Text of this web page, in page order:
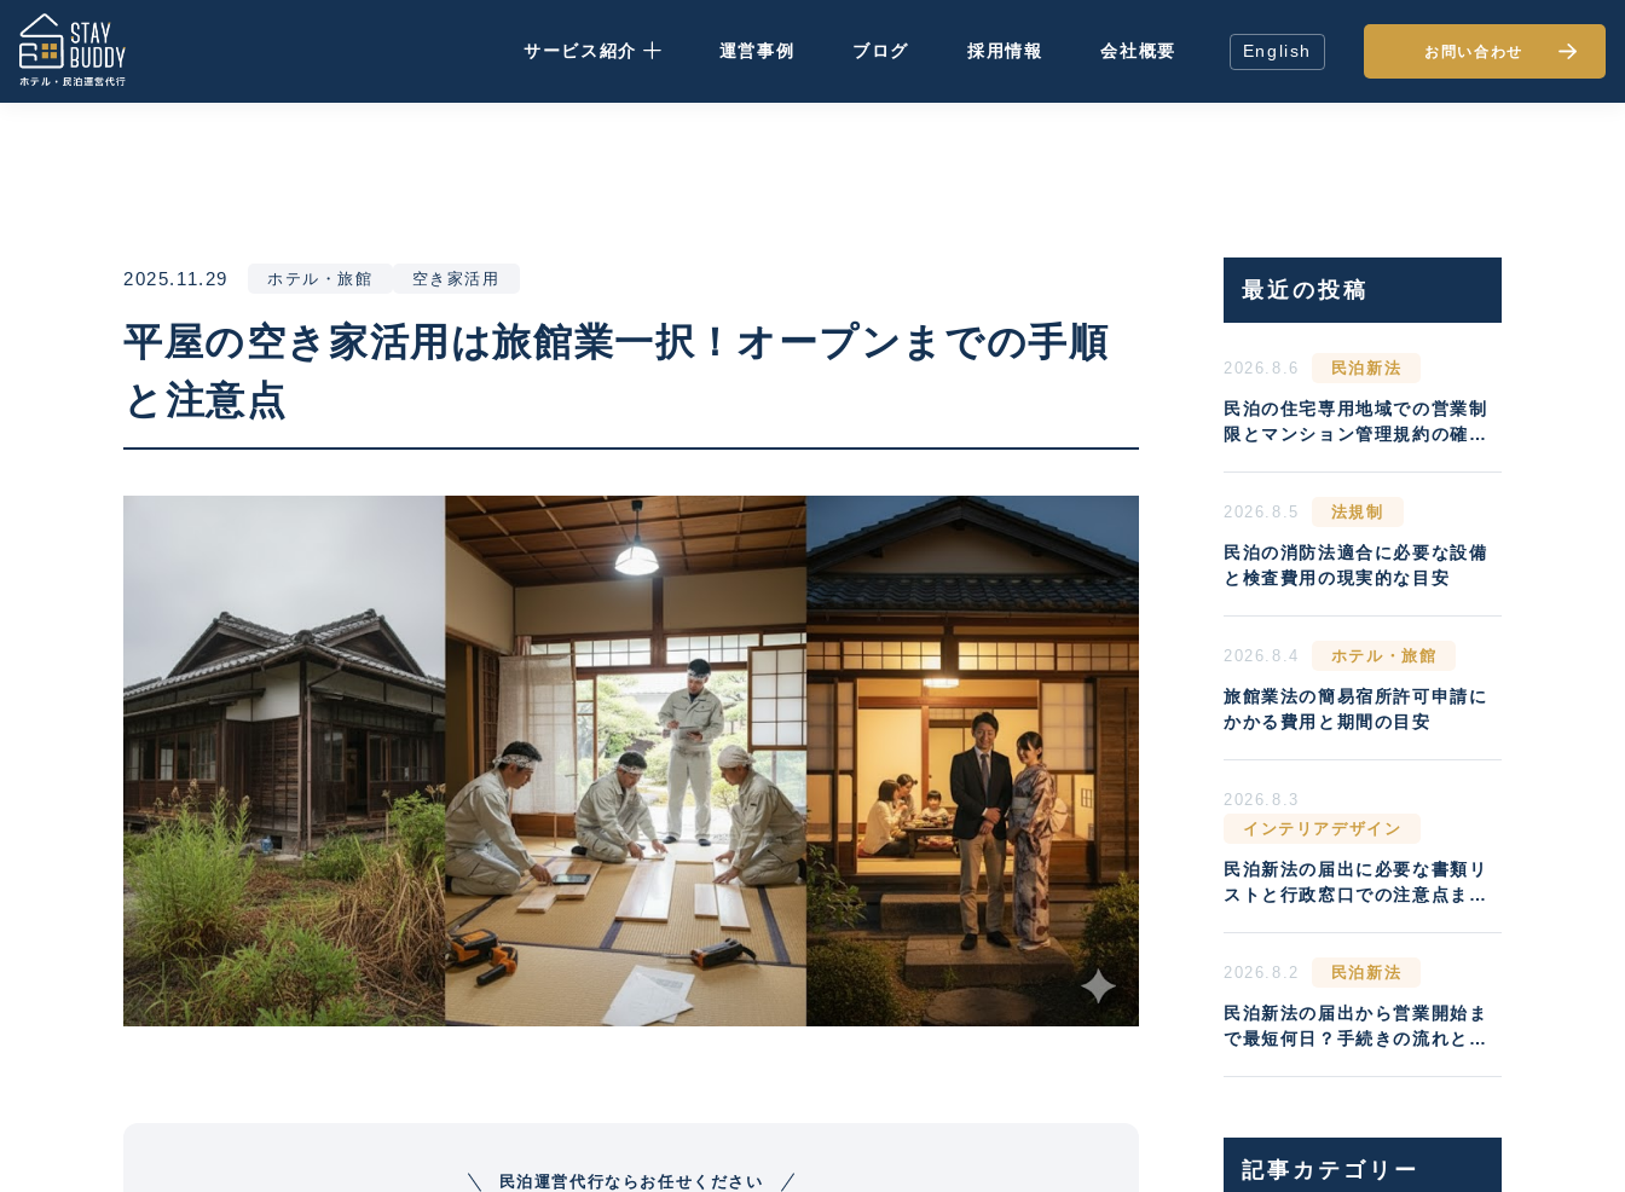
サービス紹介
民泊運営代行
空き家活用
運営事例 ブログ 採用情報 会社概要 English お問い合わせ
2025.11.29 ホテル・旅館 空き家活用
平屋の空き家活用は旅館業一択！オープンまでの手順
と注意点
民泊運営代行ならお任せください
最近の投稿
2026.8.6 民泊新法
民泊の住宅専用地域での営業制
限とマンション管理規約の確認
2026.8.5 法規制
民泊の消防法適合に必要な設備
と検査費用の現実的な目安
2026.8.4 ホテル・旅館
旅館業法の簡易宿所許可申請に
かかる費用と期間の目安
2026.8.3
インテリアデザイン
民泊新法の届出に必要な書類リ
ストと行政窓口での注意点まと
2026.8.2 民泊新法
民泊新法の届出から営業開始ま
で最短何日？手続きの流れと実
記事カテゴリー